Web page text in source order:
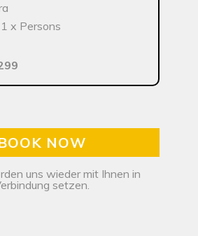
x Persons
NOW
uns wieder mit Ihnen in
setzen.